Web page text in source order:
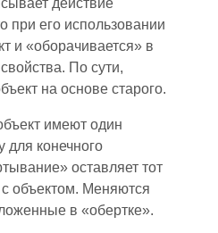
при его использовании
и «оборачивается» в
По сути,
на основе старого.
имеют один
для конечного
оставляет тот
объектом. Меняются
в «обертке».